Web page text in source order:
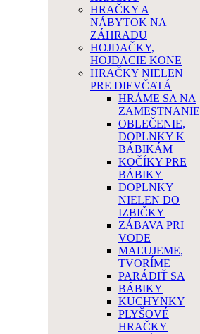
HRAČKY A
NÁBYTOK NA
ZÁHRADU
HOJDAČKY,
HOJDACIE KONE
HRAČKY NIELEN
PRE DIEVČATÁ
HRÁME SA NA
ZAMESTNANIE
OBLEČENIE,
DOPLNKY K
BÁBIKÁM
KOČÍKY PRE
BÁBIKY
DOPLNKY
NIELEN DO
IZBIČKY
ZÁBAVA PRI
VODE
MAĽUJEME,
TVORÍME
PARÁDIŤ SA
BÁBIKY
KUCHYNKY
PLYŠOVÉ
HRAČKY